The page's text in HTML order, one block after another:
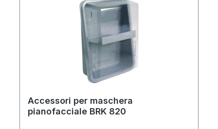
Accessori per maschera
pianofacciale BRK 820